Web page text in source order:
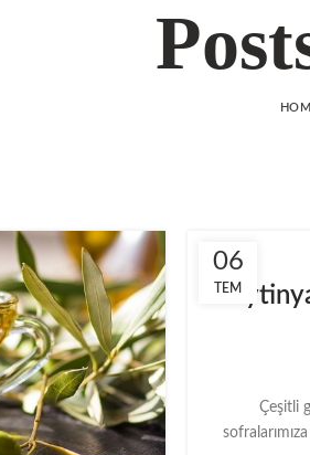
06
TEM
Çeşitli